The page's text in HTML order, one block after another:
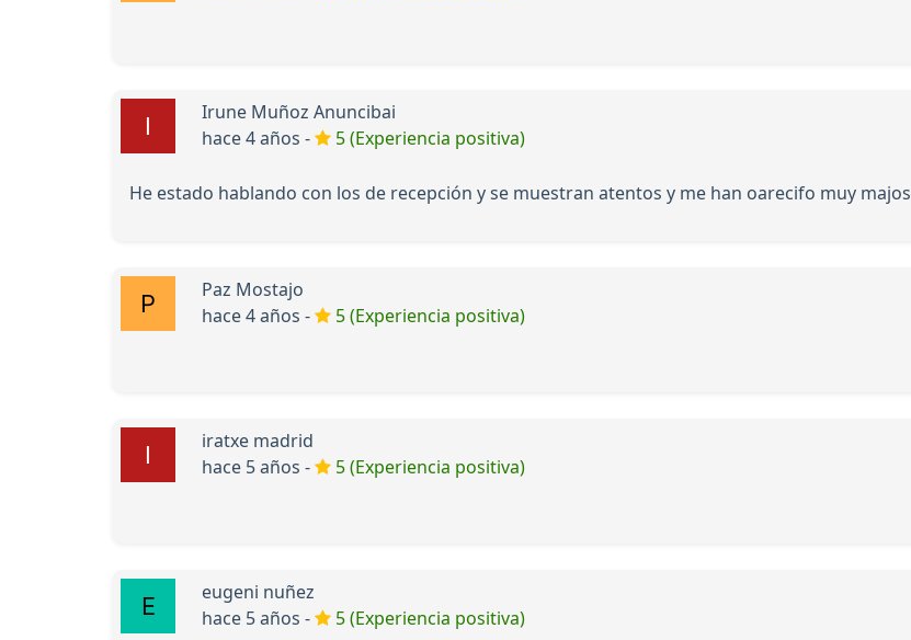
Irune Muñoz Anuncibai
hace 4 años -
5 (Experiencia positiva)
He estado hablando con los de recepción y se muestran atentos y me han oarecifo muy majos
Paz Mostajo
hace 4 años -
5 (Experiencia positiva)
iratxe madrid
hace 5 años -
5 (Experiencia positiva)
eugeni nuñez
hace 5 años -
5 (Experiencia positiva)